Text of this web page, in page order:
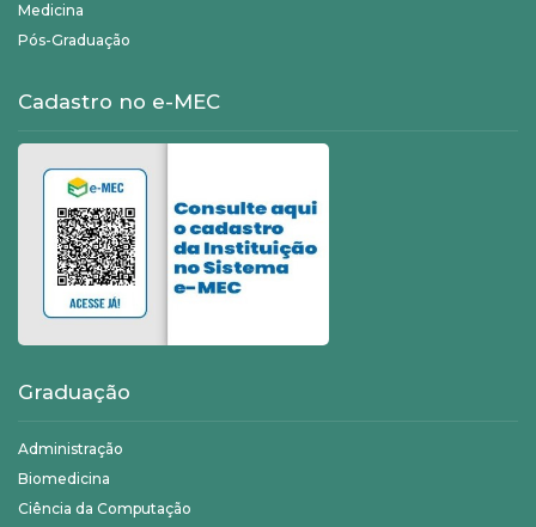
Medicina
Pós-Graduação
Cadastro no e-MEC
Graduação
Administração
Biomedicina
Ciência da Computação